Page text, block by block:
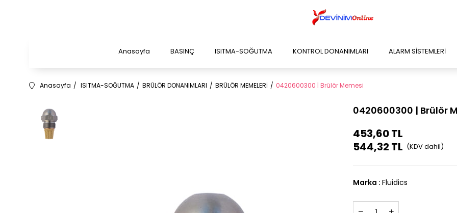
Anasayfa BASINÇ ISITMA-SOĞUTMA KONTROL DONANIMLARI ALARM SİSTEMLERİ
Anasayfa ISITMA-SOĞUTMA BRÜLÖR DONANIMLARI BRÜLÖR MEMELERİ 0420600300 | Brülör Memesi
0420600300 | Brülör
453,60 TL
544,32 TL
Marka : Fluidics